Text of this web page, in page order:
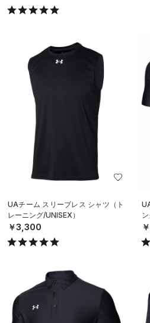
UAチーム スリーブレス シャツ（ト
レーニング/UNISEX）
￥3,300